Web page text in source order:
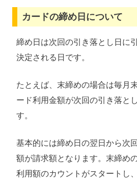
カードの締め日について
締め日は次回の引き落とし日に
決定される日です。
たとえば、末締めの場合は毎月
ード利用金額が次回の引き落と
す。
基本的には締め日の翌日から次
額が請求額となります。末締め
利用額のカウントがスタートし